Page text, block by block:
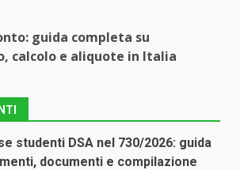
guida completa su
calcolo e aliquote in Italia
studenti DSA nel 730/2026: guida
documenti e compilazione